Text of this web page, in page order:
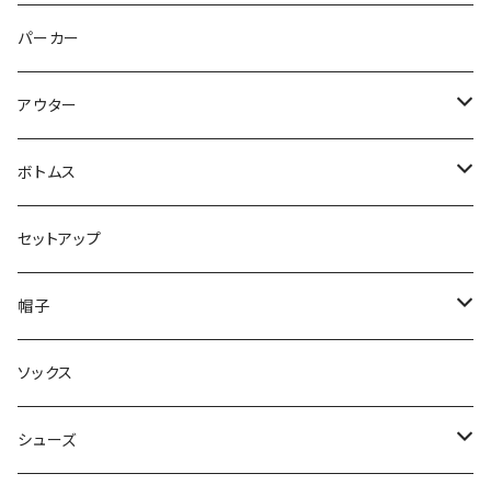
トップス
パンツ
パーカー
アウター
ジャケット
コート
ダウン
ベスト
ボトムス
ロングパンツ
ハーフパンツ
デニムパンツ
セットアップ
帽子
ニット帽 / ビーニー
キャップ
ソックス
シューズ